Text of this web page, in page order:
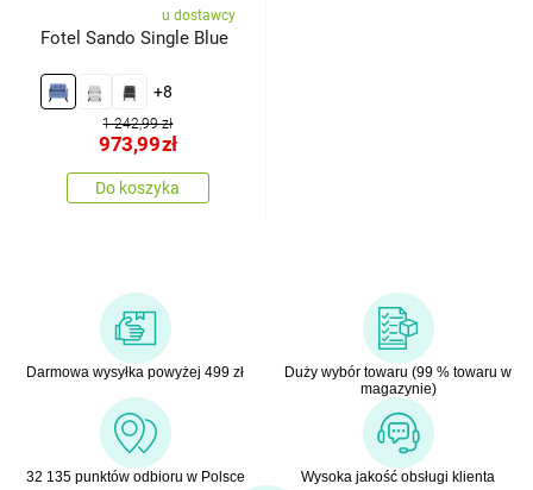
u dostawcy
Fotel Sando Single Blue
+8
1 242,99 zł
973,99zł
Do koszyka
Darmowa wysyłka powyżej 499 zł
Duży wybór towaru (99 % towaru w
magazynie)
32 135 punktów odbioru w Polsce Wysoka jakość obsługi klienta